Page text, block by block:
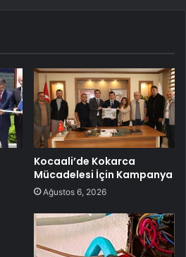
Kocaali’de Kokarca
Mücadelesi İçin Kampanya
Ağustos 6, 2026